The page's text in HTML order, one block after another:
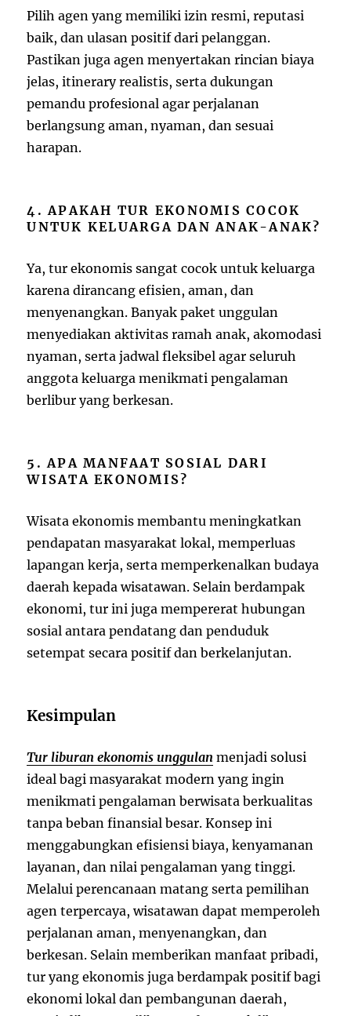
Pilih agen yang memiliki izin resmi, reputasi
baik, dan ulasan positif dari pelanggan.
Pastikan juga agen menyertakan rincian biaya
jelas, itinerary realistis, serta dukungan
pemandu profesional agar perjalanan
berlangsung aman, nyaman, dan sesuai
harapan.
4. APAKAH TUR EKONOMIS COCOK
UNTUK KELUARGA DAN ANAK-ANAK?
Ya, tur ekonomis sangat cocok untuk keluarga
karena dirancang efisien, aman, dan
menyenangkan. Banyak paket unggulan
menyediakan aktivitas ramah anak, akomodasi
nyaman, serta jadwal fleksibel agar seluruh
anggota keluarga menikmati pengalaman
berlibur yang berkesan.
5. APA MANFAAT SOSIAL DARI
WISATA EKONOMIS?
Wisata ekonomis membantu meningkatkan
pendapatan masyarakat lokal, memperluas
lapangan kerja, serta memperkenalkan budaya
daerah kepada wisatawan. Selain berdampak
ekonomi, tur ini juga mempererat hubungan
sosial antara pendatang dan penduduk
setempat secara positif dan berkelanjutan.
Kesimpulan
Tur liburan ekonomis unggulan menjadi solusi
ideal bagi masyarakat modern yang ingin
menikmati pengalaman berwisata berkualitas
tanpa beban finansial besar. Konsep ini
menggabungkan efisiensi biaya, kenyamanan
layanan, dan nilai pengalaman yang tinggi.
Melalui perencanaan matang serta pemilihan
agen terpercaya, wisatawan dapat memperoleh
perjalanan aman, menyenangkan, dan
berkesan. Selain memberikan manfaat pribadi,
tur yang ekonomis juga berdampak positif bagi
ekonomi lokal dan pembangunan daerah,